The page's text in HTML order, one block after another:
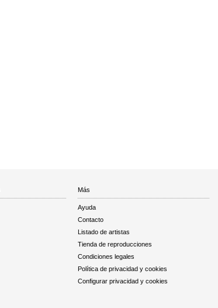
Más
Ayuda
Contacto
Listado de artistas
Tienda de reproducciones
Condiciones legales
Política de privacidad y cookies
Configurar privacidad y cookies